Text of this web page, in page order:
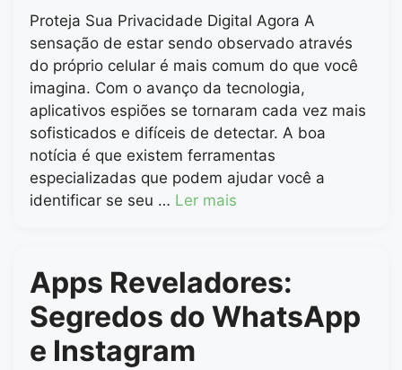
Proteja Sua Privacidade Digital Agora A
sensação de estar sendo observado através
do próprio celular é mais comum do que você
imagina. Com o avanço da tecnologia,
aplicativos espiões se tornaram cada vez mais
sofisticados e difíceis de detectar. A boa
notícia é que existem ferramentas
especializadas que podem ajudar você a
identificar se seu … Ler mais
Apps Reveladores:
Segredos do WhatsApp
e Instagram